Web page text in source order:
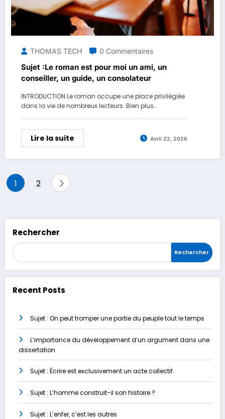
THOMAS TECH 0 Commentaires
Sujet :Le roman est pour moi un ami, un
conseiller, un guide, un consolateur
INTRODUCTION Le roman occupe une place privilégiée
dans la vie de nombreux lecteurs. Bien plus…
Lire la suite Avril 22, 2026
Pagination
1 2
Rechercher
Rechercher
Recent Posts
Sujet : On peut tromper une partie du peuple tout le temps
L’importance du développement d’un argument dans une
dissertation
Sujet : Écrire est exclusivement un acte collectif.
Sujet : L’homme construit-il son histoire ?
Sujet : L’enfer, c’est les autres